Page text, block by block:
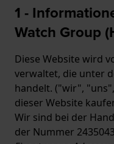
1 -
Watch Group
Diese Website wird
verwaltet, die unter
handelt. ("wir",
dieser Website
Wir sind bei der
der Nummer